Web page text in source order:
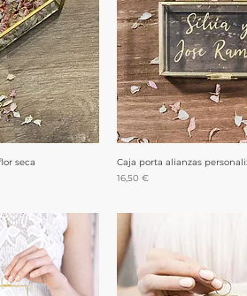
seca
Vista
Caja porta alianzas
Precio
16,50 €